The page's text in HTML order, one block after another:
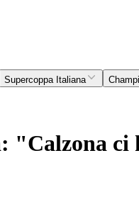
Supercoppa Italiana
"Calzona